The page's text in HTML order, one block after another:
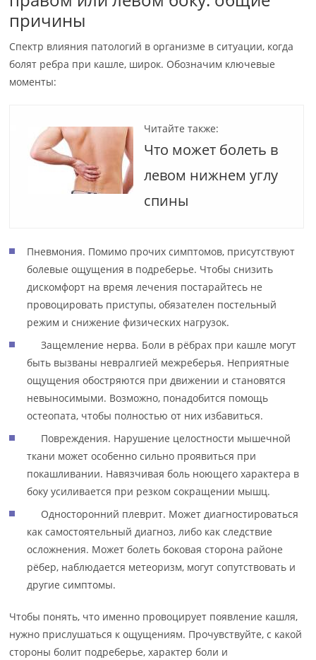
причины
Спектр влияния патологий в организме в ситуации, когда
болят ребра при кашле, широк. Обозначим ключевые
моменты:
Читайте также:
Что может болеть в
левом нижнем углу
спины
Пневмония. Помимо прочих симптомов, присутствуют
болевые ощущения в подреберье. Чтобы снизить
дискомфорт на время лечения постарайтесь не
провоцировать приступы, обязателен постельный
режим и снижение физических нагрузок.
Защемление нерва. Боли в рёбрах при кашле могут
быть вызваны невралгией межреберья. Неприятные
ощущения обостряются при движении и становятся
невыносимыми. Возможно, понадобится помощь
остеопата, чтобы полностью от них избавиться.
Повреждения. Нарушение целостности мышечной
ткани может особенно сильно проявиться при
покашливании. Навязчивая боль ноющего характера в
боку усиливается при резком сокращении мышц.
Односторонний плеврит. Может диагностироваться
как самостоятельный диагноз, либо как следствие
осложнения. Может болеть боковая сторона районе
рёбер, наблюдается метеоризм, могут сопутствовать и
другие симптомы.
Чтобы понять, что именно провоцирует появление кашля,
нужно прислушаться к ощущениям. Прочувствуйте, с какой
стороны болит подреберье, характер боли и